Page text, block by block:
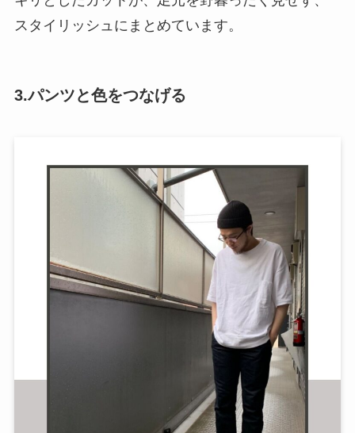
スタイリッシュにまとめています。
3.パンツと色をつなげる